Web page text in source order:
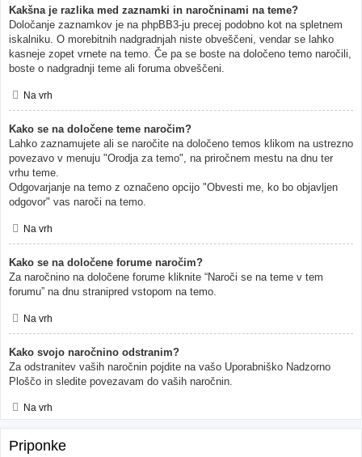
Kakšna je razlika med zaznamki in naročninami na teme?
Določanje zaznamkov je na phpBB3-ju precej podobno kot na spletnem
iskalniku. O morebitnih nadgradnjah niste obveščeni, vendar se lahko
kasneje zopet vrnete na temo. Če pa se boste na določeno temo naročili,
boste o nadgradnji teme ali foruma obveščeni.
Na vrh
Kako se na določene teme naročim?
Lahko zaznamujete ali se naročite na določeno temos klikom na ustrezno
povezavo v menuju "Orodja za temo", na priročnem mestu na dnu ter
vrhu teme.
Odgovarjanje na temo z označeno opcijo "Obvesti me, ko bo objavljen
odgovor" vas naroči na temo.
Na vrh
Kako se na določene forume naročim?
Za naročnino na določene forume kliknite “Naroči se na teme v tem
forumu” na dnu stranipred vstopom na temo.
Na vrh
Kako svojo naročnino odstranim?
Za odstranitev vaših naročnin pojdite na vašo Uporabniško Nadzorno
Ploščo in sledite povezavam do vaših naročnin.
Na vrh
Priponke